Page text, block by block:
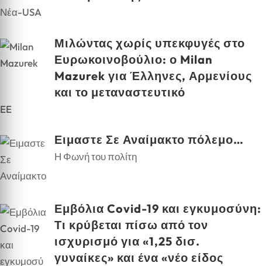
Νέα-USA
Μιλώντας χωρίς υπεκφυγές στο
Ευρωκοινοβούλιο: ο Milan
Mazurek για Έλληνες, Αρμενίους
και το μεταναστευτικό
EE
Ειμαστε Σε Αναίμακτο πόλεμο…
Η Φωνή του πολίτη
Εμβόλια Covid-19 και εγκυμοσύνη:
Τι κρύβεται πίσω από τον
ισχυρισμό για «1,25 δισ.
γυναίκες» και ένα «νέο είδος